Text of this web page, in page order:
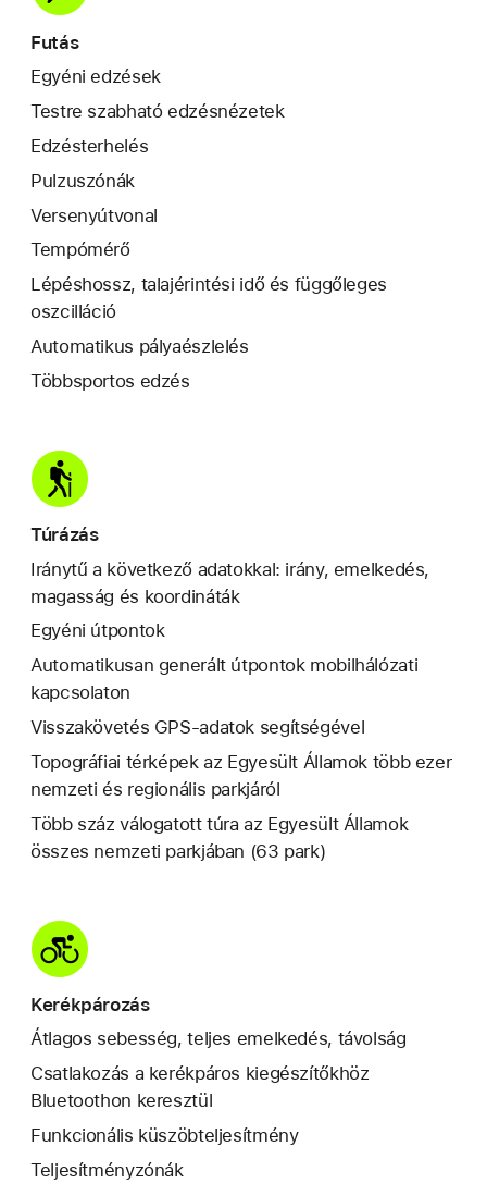
Futás
Egyéni edzések
Testre szabható edzésnézetek
Edzésterhelés
Pulzus­zónák
Versenyútvonal
Tempómérő
Lépéshossz, talajérintési idő és függőleges
oszcilláció
Automatikus pályaészlelés
Többsportos edzés
Túrázás
Iránytű a következő adatokkal: irány, emelkedés,
magasság és koordináták
Egyéni útpontok
Automatikusan generált útpontok mobilhálózati
kapcsolaton
Visszakövetés GPS-adatok segítségével
Topográfiai térképek az Egyesült Államok több ezer
nemzeti és regionális parkjáról
Több száz válogatott túra az Egyesült Államok
összes nemzeti parkjában (63 park)
Kerékpározás
Átlagos sebesség, teljes emelkedés, távolság
Csatlakozás a kerékpáros kiegészítőkhöz
Bluetoothon keresztül
Funkcionális küszöb­teljesítmény
Teljesítményzónák